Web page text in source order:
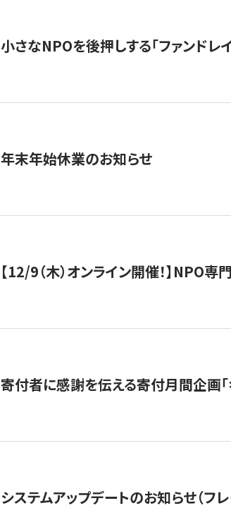
小さなNPOを後押しする「ファンド
年末年始休業のお知らせ
【12/9（木）オンライン開催！】NPO
寄付者に感謝を伝える寄付月間企画
システムアップデートのお知らせ（フ